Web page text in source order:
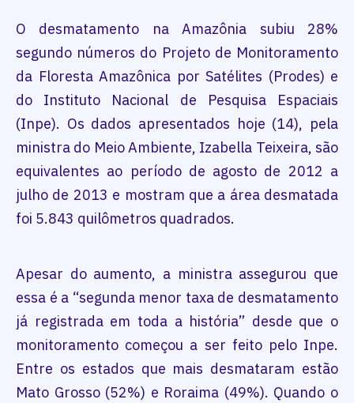
O desmatamento na Amazônia subiu 28%
segundo números do Projeto de Monitoramento
da Floresta Amazônica por Satélites (Prodes) e
do Instituto Nacional de Pesquisa Espaciais
(Inpe). Os dados apresentados hoje (14), pela
ministra do Meio Ambiente, Izabella Teixeira, são
equivalentes ao período de agosto de 2012 a
julho de 2013 e mostram que a área desmatada
foi 5.843 quilômetros quadrados.
Apesar do aumento, a ministra assegurou que
essa é a “segunda menor taxa de desmatamento
já registrada em toda a história” desde que o
monitoramento começou a ser feito pelo Inpe.
Entre os estados que mais desmataram estão
Mato Grosso (52%) e Roraima (49%). Quando o